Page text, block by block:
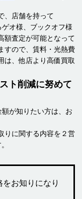
、店舗を持って
オ様、ブックオフ様
額査定が可能となって
すので、賃料・光熱費
は、他店より高価買取
ト削減に努めて
が知りたい方は、お
りに関する内容を２営
お知りになり